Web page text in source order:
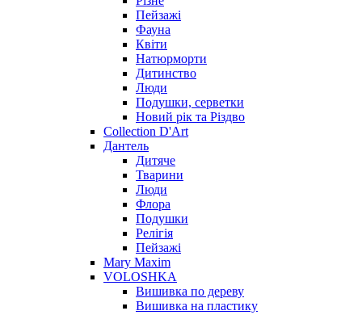
Пейзажі
Фауна
Квіти
Натюрморти
Дитинство
Люди
Подушки, серветки
Новий рік та Різдво
Collection D'Art
Дантель
Дитяче
Тварини
Люди
Флора
Подушки
Релігія
Пейзажі
Mary Maxim
VOLOSHKA
Вишивка по дереву
Вишивка на пластику